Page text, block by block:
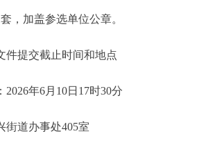
加盖参选单位公章。
提交截止时间和地点
年6月10日17时30分
道办事处405室